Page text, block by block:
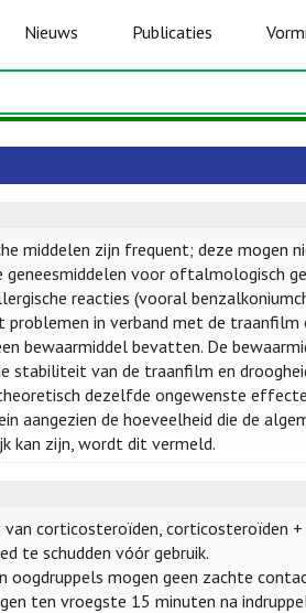
Nieuws Publicaties
middelen zijn frequent; deze mogen
geneesmiddelen voor oftalmologisch
reacties (vooral
in verband met de
bewaarmiddel bevatten. De
stabiliteit van de traanfilm en
dezelfde ongewenste
aangezien de hoeveelheid die de
kan zijn, wordt dit vermeld.
van corticosteroïden, corticosteroïden
te schudden vóór gebruik.
oogdruppels mogen geen zachte
ten vroegste 15 minuten na